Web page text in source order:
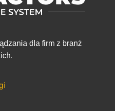
dla firm z branż